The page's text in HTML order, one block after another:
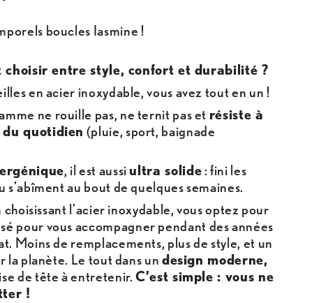
boucles Iasmine !
entre style, confort et durabilité ?
en acier inoxydable, vous avez tout en un !
ne rouille pas, ne ternit pas et résiste à
quotidien (pluie, sport, baignade
, il est aussi ultra solide : fini les
au bout de quelques semaines.
choisissant l’acier inoxydable, vous optez pour
pour vous accompagner pendant des années
Moins de remplacements, plus de style, et un
la planète. Le tout dans un design moderne,
de tête à entretenir.C’est simple : vous ne
!